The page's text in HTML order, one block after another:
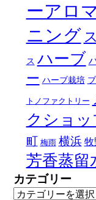
ーアロ
ニング
ス ハーブ
ー ハーブ栽培
トノファクトリー
クショッ
町 梅雨 横浜 牧
芳香蒸留
カテゴリー